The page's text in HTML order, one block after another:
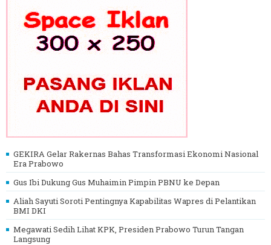
GEKIRA Gelar Rakernas Bahas Transformasi Ekonomi Nasional
Era Prabowo
Gus Ibi Dukung Gus Muhaimin Pimpin PBNU ke Depan
Aliah Sayuti Soroti Pentingnya Kapabilitas Wapres di Pelantikan
BMI DKI
Megawati Sedih Lihat KPK, Presiden Prabowo Turun Tangan
Langsung